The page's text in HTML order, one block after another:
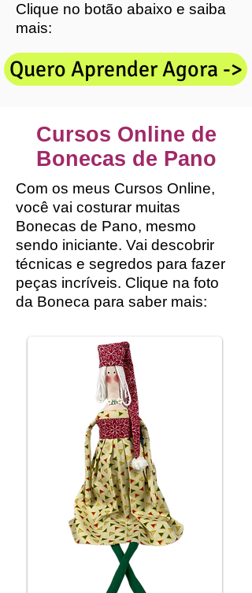
Clique no botão abaixo e saiba
mais:
Quero Aprender Agora ->
Cursos Online de
Bonecas de Pano
Com os meus Cursos Online,
você vai costurar muitas
Bonecas de Pano, mesmo
sendo iniciante. Vai descobrir
técnicas e segredos para fazer
peças incríveis. Clique na foto
da Boneca para saber mais: